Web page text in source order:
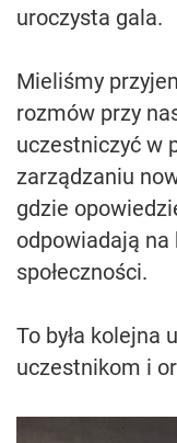
uroczysta gala.
Mieliśmy
rozmów przy
uczestniczyć w
zarządzaniu
gdzie
odpowiadają
społeczności.
To była kolejna
uczestnikom i